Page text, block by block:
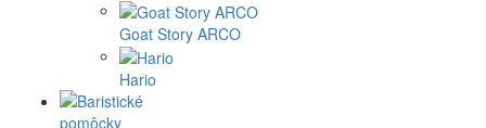
Goat Story ARCO
Hario